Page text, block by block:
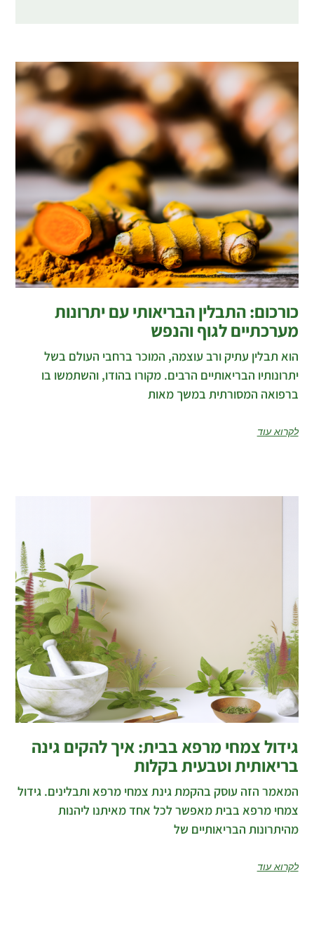
כורכום: התבלין הבריאותי עם יתרונות
מערכתיים לגוף והנפש
הוא תבלין עתיק ורב עוצמה, המוכר ברחבי העולם בשל
יתרונותיו הבריאותיים הרבים. מקורו בהודו, והשתמשו בו
ברפואה המסורתית במשך מאות
לקרוא עוד
גידול צמחי מרפא בבית: איך להקים גינה
בריאותית וטבעית בקלות
המאמר הזה עוסק בהקמת גינת צמחי מרפא ותבלינים. גידול
צמחי מרפא בבית מאפשר לכל אחד מאיתנו ליהנות
מהיתרונות הבריאותיים של
לקרוא עוד